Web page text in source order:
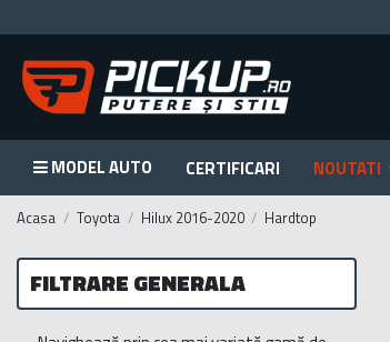
MODEL AUTO CERTIFICARI NOUTATI
Acasa Toyota Hilux 2016-2020 Hardtop
FILTRARE GENERALA